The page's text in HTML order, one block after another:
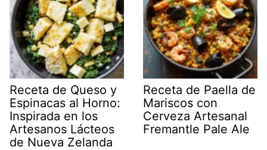
Receta de Queso y
Espinacas al Horno:
Inspirada en los
Artesanos Lácteos
de Nueva Zelanda
Receta de Paella de
Mariscos con
Cerveza Artesanal
Fremantle Pale Ale